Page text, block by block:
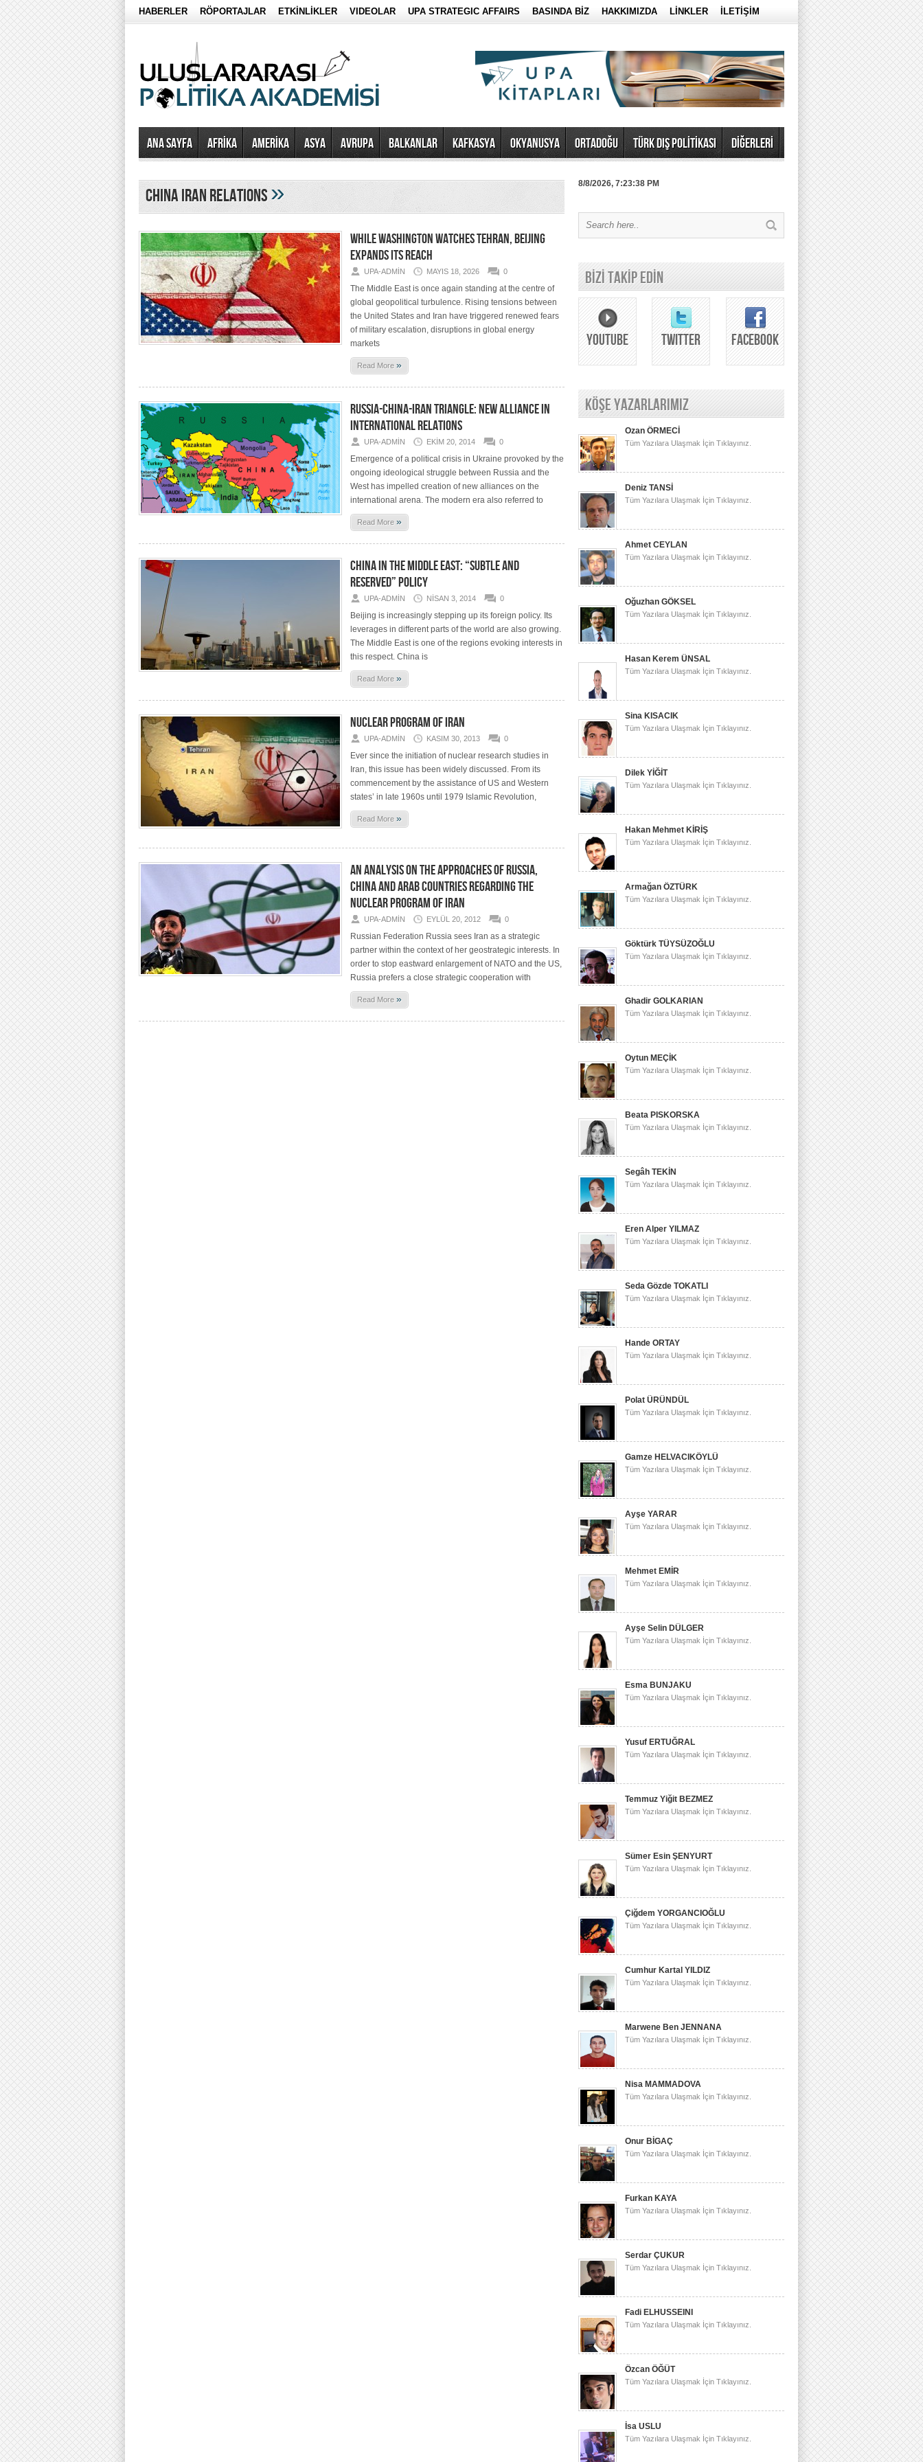
HABERLER RÖPORTAJLAR ETKİNLİKLER VIDEOLAR UPA STRATEGIC AFFAIRS BASINDA BİZ HAKKIMIZDA LİNKLER İLETİŞİM
Ana Sayfa AFRİKA AMERİKA ASYA AVRUPA BALKANLAR KAFKASYA OKYANUSYA ORTADOĞU TÜRK DIŞ POLİTİKASI DİĞERLERİ
china iran relations»
WHILE WASHINGTON WATCHES TEHRAN, BEIJING
EXPANDS ITS REACH
UPA-ADMIN MAYIS 18, 2026 0
The Middle East is once again standing at the centre of
global geopolitical turbulence. Rising tensions between
the United States and Iran have triggered renewed fears
of military escalation, disruptions in global energy
markets
Read More »
RUSSIA-CHINA-IRAN TRIANGLE: NEW ALLIANCE IN
INTERNATIONAL RELATIONS
UPA-ADMIN EKIM 20, 2014 0
Emergence of a political crisis in Ukraine provoked by the
ongoing ideological struggle between Russia and the
West has impelled creation of new alliances on the
international arena. The modern era also referred to
Read More »
CHINA IN THE MIDDLE EAST: “SUBTLE AND
RESERVED” POLICY
UPA-ADMIN NISAN 3, 2014 0
Beijing is increasingly stepping up its foreign policy. Its
leverages in different parts of the world are also growing.
The Middle East is one of the regions evoking interests in
this respect. China is
Read More »
NUCLEAR PROGRAM OF IRAN
UPA-ADMIN KASIM 30, 2013 0
Ever since the initiation of nuclear research studies in
Iran, this issue has been widely discussed. From its
commencement by the assistance of US and Western
states’ in late 1960s until 1979 Islamic Revolution,
Read More »
AN ANALYSIS ON THE APPROACHES OF RUSSIA,
CHINA AND ARAB COUNTRIES REGARDING THE
NUCLEAR PROGRAM OF IRAN
UPA-ADMIN EYLÜL 20, 2012 0
Russian Federation Russia sees Iran as a strategic
partner within the context of her geostrategic interests. In
order to stop eastward enlargement of NATO and the US,
Russia prefers a close strategic cooperation with
Read More »
8/8/2026, 7:23:38 PM
BİZİ TAKİP EDİN
YOUTUBE TWITTER FACEBOOK
KÖŞE YAZARLARIMIZ
Ozan ÖRMECİ
Tüm Yazılara Ulaşmak İçin Tıklayınız.
Deniz TANSİ
Tüm Yazılara Ulaşmak İçin Tıklayınız.
Ahmet CEYLAN
Tüm Yazılara Ulaşmak İçin Tıklayınız.
Oğuzhan GÖKSEL
Tüm Yazılara Ulaşmak İçin Tıklayınız.
Hasan Kerem ÜNSAL
Tüm Yazılara Ulaşmak İçin Tıklayınız.
Sina KISACIK
Tüm Yazılara Ulaşmak İçin Tıklayınız.
Dilek YİĞİT
Tüm Yazılara Ulaşmak İçin Tıklayınız.
Hakan Mehmet KİRİŞ
Tüm Yazılara Ulaşmak İçin Tıklayınız.
Armağan ÖZTÜRK
Tüm Yazılara Ulaşmak İçin Tıklayınız.
Göktürk TÜYSÜZOĞLU
Tüm Yazılara Ulaşmak İçin Tıklayınız.
Ghadir GOLKARIAN
Tüm Yazılara Ulaşmak İçin Tıklayınız.
Oytun MEÇİK
Tüm Yazılara Ulaşmak İçin Tıklayınız.
Beata PISKORSKA
Tüm Yazılara Ulaşmak İçin Tıklayınız.
Segâh TEKİN
Tüm Yazılara Ulaşmak İçin Tıklayınız.
Eren Alper YILMAZ
Tüm Yazılara Ulaşmak İçin Tıklayınız.
Seda Gözde TOKATLI
Tüm Yazılara Ulaşmak İçin Tıklayınız.
Hande ORTAY
Tüm Yazılara Ulaşmak İçin Tıklayınız.
Polat ÜRÜNDÜL
Tüm Yazılara Ulaşmak İçin Tıklayınız.
Gamze HELVACIKÖYLÜ
Tüm Yazılara Ulaşmak İçin Tıklayınız.
Ayşe YARAR
Tüm Yazılara Ulaşmak İçin Tıklayınız.
Mehmet EMİR
Tüm Yazılara Ulaşmak İçin Tıklayınız.
Ayşe Selin DÜLGER
Tüm Yazılara Ulaşmak İçin Tıklayınız.
Esma BUNJAKU
Tüm Yazılara Ulaşmak İçin Tıklayınız.
Yusuf ERTUĞRAL
Tüm Yazılara Ulaşmak İçin Tıklayınız.
Temmuz Yiğit BEZMEZ
Tüm Yazılara Ulaşmak İçin Tıklayınız.
Sümer Esin ŞENYURT
Tüm Yazılara Ulaşmak İçin Tıklayınız.
Çiğdem YORGANCIOĞLU
Tüm Yazılara Ulaşmak İçin Tıklayınız.
Cumhur Kartal YILDIZ
Tüm Yazılara Ulaşmak İçin Tıklayınız.
Marwene Ben JENNANA
Tüm Yazılara Ulaşmak İçin Tıklayınız.
Nisa MAMMADOVA
Tüm Yazılara Ulaşmak İçin Tıklayınız.
Onur BİGAÇ
Tüm Yazılara Ulaşmak İçin Tıklayınız.
Furkan KAYA
Tüm Yazılara Ulaşmak İçin Tıklayınız.
Serdar ÇUKUR
Tüm Yazılara Ulaşmak İçin Tıklayınız.
Fadi ELHUSSEINI
Tüm Yazılara Ulaşmak İçin Tıklayınız.
Özcan ÖĞÜT
Tüm Yazılara Ulaşmak İçin Tıklayınız.
İsa USLU
Tüm Yazılara Ulaşmak İçin Tıklayınız.